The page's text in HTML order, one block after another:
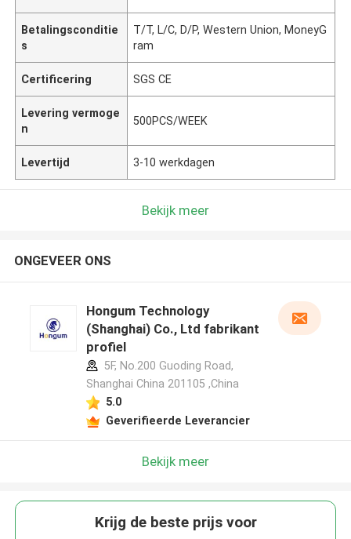
Betalingsconditie
s
T/T, L/C, D/P, Western Union, MoneyG
ram
Certificering SGS CE
Levering vermoge
n
500PCS/WEEK
Levertijd 3-10 werkdagen
Bekijk meer
ONGEVEER ONS
Hongum Technology
(Shanghai) Co., Ltd fabrikant
profiel
5F, No.200 Guoding Road,
Shanghai China 201105 ,China
5.0
Geverifieerde Leverancier
Bekijk meer
Krijg de beste prijs voor